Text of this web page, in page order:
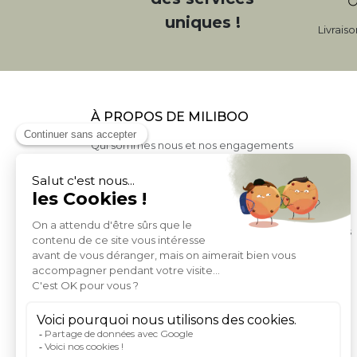
uniques !
À PROPOS DE MILIBOO
Qui sommes nous et nos engagements
Livraison
Conditions générales de Vente
Politique de protection des données personnelles
Conditions générales d'utilisation du site
Droits informatique et libertés
Rejoignez-nous
Index égalité femme homme